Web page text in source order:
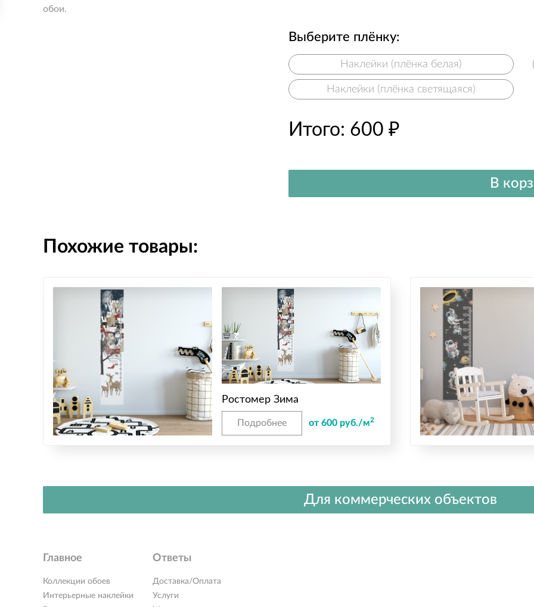
обои.
Выберите плёнку:
Наклейки (плёнка белая)
Наклейки (плёнка светящаяся)
Итого: 600 ₽
В
Похожие товары:
Ростомер Зима
Подробнее от 600 руб./м2
Для коммерческих объектов
Главное
Коллекции обоев
Интерьерные наклейки
Ответы
Доставка/Оплата
Услуги